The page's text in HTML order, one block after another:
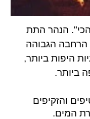
הנהר התת
הרחבה הגבוהה
היפות ביותר,
ביותר.
והזקיפים
המים.